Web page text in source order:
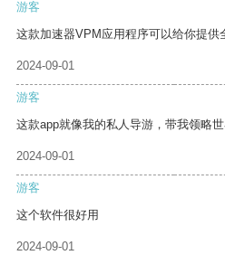
游客
这款加速器VPM应用程序可以给你提供
2024-09-01
游客
这款app就像我的私人导游，带我领略世
2024-09-01
游客
这个软件很好用
2024-09-01